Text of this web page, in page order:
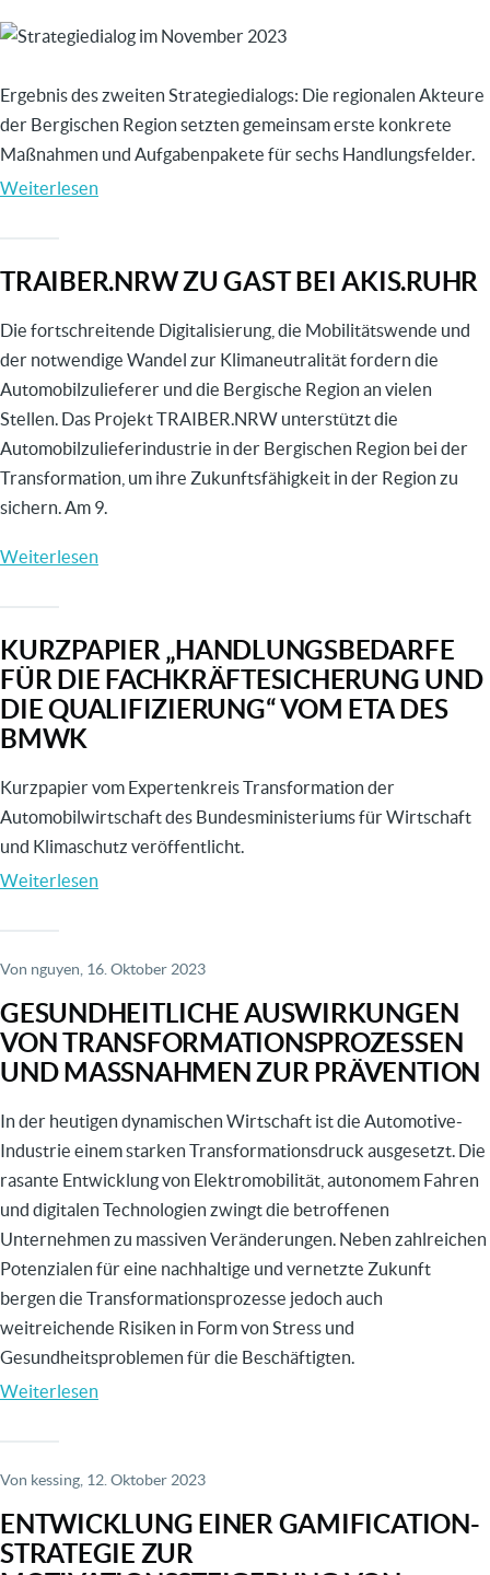
Image
Ergebnis des zweiten Strategiedialogs: Die regionalen Akteure
der Bergischen Region setzten gemeinsam erste konkrete
Maßnahmen und Aufgabenpakete für sechs Handlungsfelder.
Weiterlesen
Dialog:
für
eine
starke
Bergische
Region
als
Automotive
TRAIBER.NRW ZU GAST BEI AKIS.RUHR
Die fortschreitende Digitalisierung, die Mobilitätswende und
der notwendige Wandel zur Klimaneutralität fordern die
Automobilzulieferer und die Bergische Region an vielen
Stellen. Das Projekt TRAIBER.NRW unterstützt die
Automobilzulieferindustrie in der Bergischen Region bei der
Transformation, um ihre Zukunftsfähigkeit in der Region zu
sichern. Am 9.
Weiterlesen
GAST
BEI
AKIS.RUHR
KURZPAPIER „HANDLUNGSBEDARFE
FÜR DIE FACHKRÄFTESICHERUNG UND
DIE QUALIFIZIERUNG“ VOM ETA DES
BMWK
Kurzpapier vom Expertenkreis Transformation der
Automobilwirtschaft des Bundesministeriums für Wirtschaft
und Klimaschutz veröffentlicht.
Weiterlesen
FÜR
DIE
FACHKRÄFTESICHERUNG
UND
DIE
QUALIFIZIERUNG“
vom
ETA
des
BMWK
Von nguyen , 16. Oktober 2023
GESUNDHEITLICHE AUSWIRKUNGEN
VON TRANSFORMATIONSPROZESSEN
UND MASSNAHMEN ZUR PRÄVENTION
In der heutigen dynamischen Wirtschaft ist die Automotive-
Industrie einem starken Transformationsdruck ausgesetzt. Die
rasante Entwicklung von Elektromobilität, autonomem Fahren
und digitalen Technologien zwingt die betroffenen
Unternehmen zu massiven Veränderungen. Neben zahlreichen
Potenzialen für eine nachhaltige und vernetzte Zukunft
bergen die Transformationsprozesse jedoch auch
weitreichende Risiken in Form von Stress und
Gesundheitsproblemen für die Beschäftigten.
Weiterlesen
von
Transformationsprozessen
und
Maßnahmen
Von kessing , 12. Oktober 2023
ENTWICKLUNG EINER GAMIFICATION-
STRATEGIE ZUR